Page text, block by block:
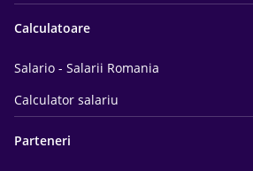
Calculatoare
Salario - Salarii Romania
Calculator salariu
Parteneri